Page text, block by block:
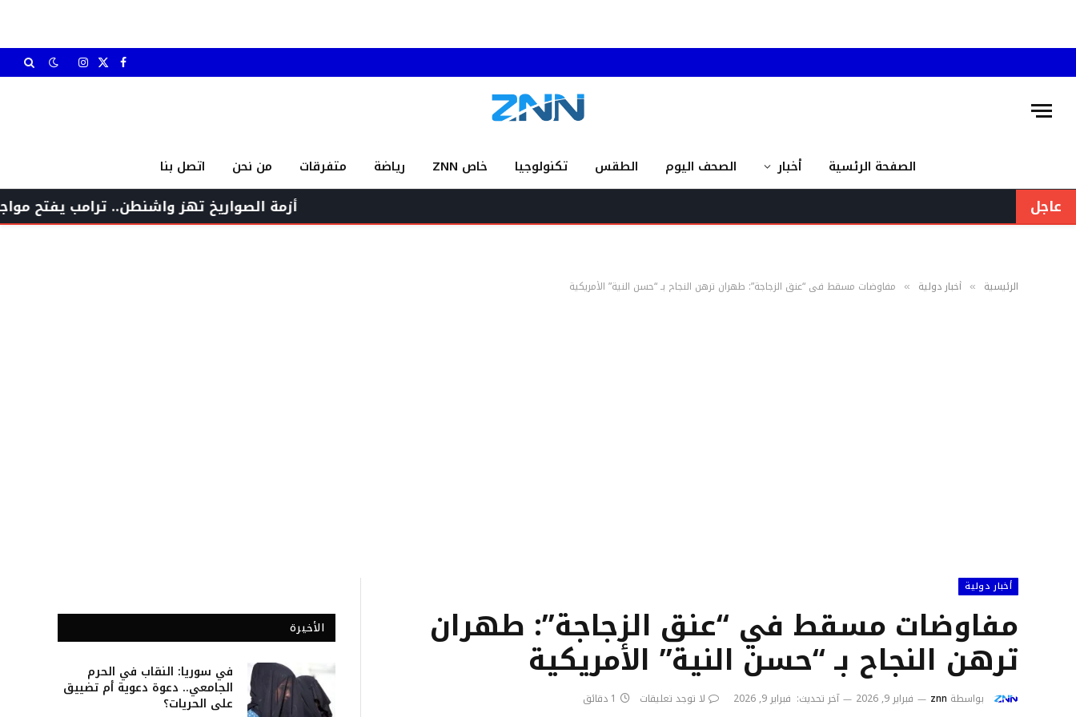
فيسبوك
X الانستغرام
الصفحة الرئسية أخبار الصحف اليوم الطقس تكنولوجيا خاص ZNN رياضة متفرقات من نحن اتصل بنا
عاجل أزمة الصواريخ تهز واشنطن.. ترامب يفتح مواجهة
الرئيسية » أخبار دولية » مفاوضات مسقط في “عنق الزجاجة”: طهران ترهن النجاح بـ “حسن النية” الأمريكية
أخبار دولية
مفاوضات مسقط في “عنق الزجاجة”: طهران
ترهن النجاح بـ “حسن النية” الأمريكية
بواسطة znn فبراير 9, 2026 آخر تحديث: فبراير 9, 2026 لا توجد تعليقات 1 دقائق
الأخيرة
في سوريا: النقاب في الحرم
الجامعي.. دعوة دعوية أم تضييق
على الحريات؟